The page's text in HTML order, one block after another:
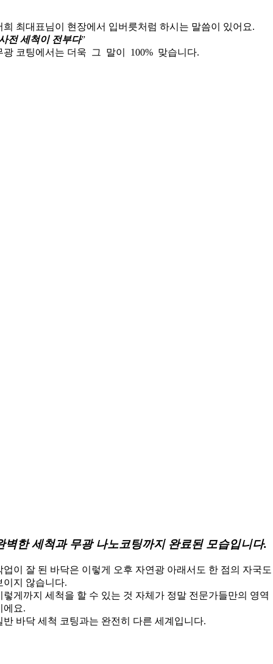
희 최대표님이 현장에서 입버릇처럼 하시는 말씀이 있어요.
전 세척이 전부다”
광 코팅에서는 더욱 그 말이 100% 맞습니다.
벽한 세척과 무광 나노코팅까지 완료된 모습입니다.
업이 잘 된 바닥은 이렇게 오후 자연광 아래서도 한 점의 자국도
이지 않습니다.
렇게까지 세척을 할 수 있는 것 자체가 정말 전문가들만의 영역
에요.
반 바닥 세척 코팅과는 완전히 다른 세계입니다.